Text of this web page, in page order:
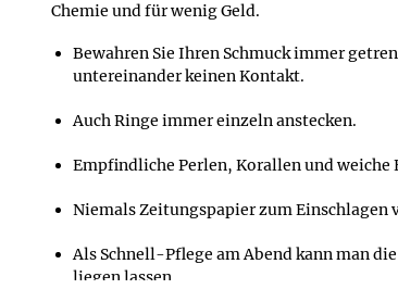
Chemie und für wenig Geld.
Bewahren Sie Ihren Schmuck immer
untereinander keinen Kontakt.
Auch Ringe immer einzeln anstecken.
Empfindliche Perlen, Korallen und weiche
Niemals Zeitungspapier zum
Als Schnell-Pflege am Abend kann man
liegen lassen.